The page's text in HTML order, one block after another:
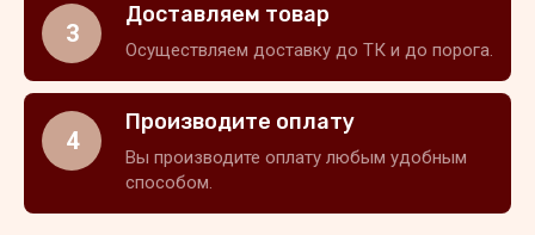
3
Доставляем товар
Осуществляем доставку до ТК и до порога.
4
Производите оплату
Вы производите оплату любым удобным
способом.